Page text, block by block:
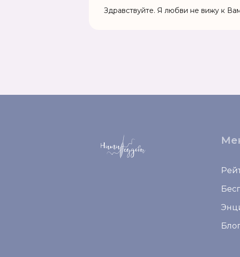
Здравствуйте. Я любви не вижу к